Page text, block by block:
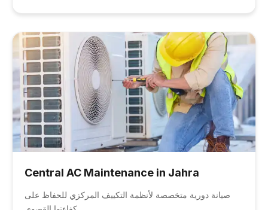
Central AC Maintenance in Jahra
صيانة دورية متخصصة لأنظمة التكييف المركزي للحفاظ على